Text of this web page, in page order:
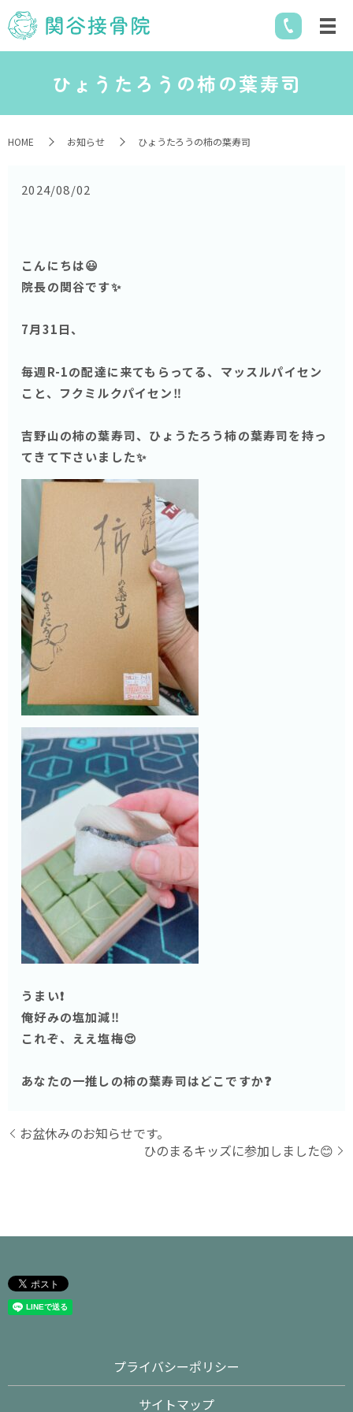
ひょうたろうの柿の葉寿司
HOME お知らせ ひょうたろうの柿の葉寿司
2024/08/02
こんにちは😃
院長の関谷です✨
7月31日、
毎週R-1の配達に来てもらってる、マッスルパイセン
こと、フクミルクパイセン‼️
吉野山の柿の葉寿司、ひょうたろう柿の葉寿司を持っ
てきて下さいました✨
うまい❗️
俺好みの塩加減‼️
これぞ、ええ塩梅😍
あなたの一推しの柿の葉寿司はどこですか❓
お盆休みのお知らせです。
ひのまるキッズに参加しました😊
プライバシーポリシー
サイトマップ